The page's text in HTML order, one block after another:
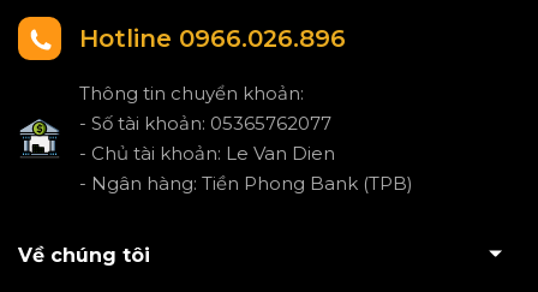
Hotline 0966.026.896
Thông tin chuyển khoản:
- Số tài khoản: 05365762077
- Chủ tài khoản: Le Van Dien
- Ngân hàng: Tiền Phong Bank (TPB)
Về chúng tôi